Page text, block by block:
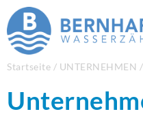
Startseite / UNTERNEHMEN /